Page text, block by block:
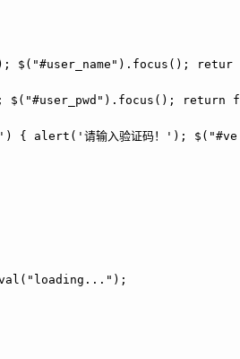
$("#user_name").focus(); retur
return f
请输入验证码！'); $("#ve